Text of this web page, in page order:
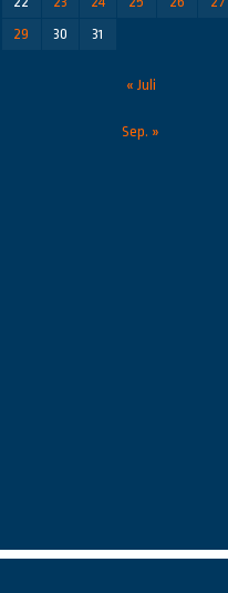
29
30 31
« Juli
Sep. »